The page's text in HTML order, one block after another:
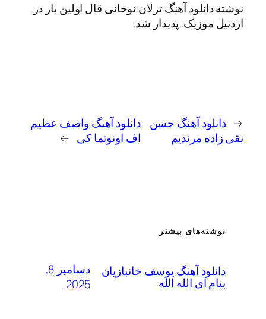
آهنگ ترلان نوخانی قال اولین بار در
پدیدار شد.
آهنگ حسن
مرندیم
دانلود آهنگ واصف عظیم
اف اونوتما کی →
بیشتر
آهنگ یوسف خانبازیان
آی الله الله